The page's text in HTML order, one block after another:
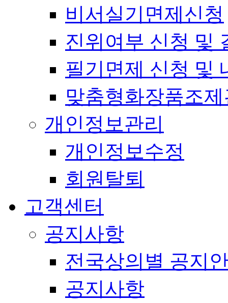
비서실기면제신청
진위여부 신청 및
필기면제 신청 및
맞춤형화장품조
개인정보관리
개인정보수정
회원탈퇴
고객센터
공지사항
전국상의별 공지
공지사항